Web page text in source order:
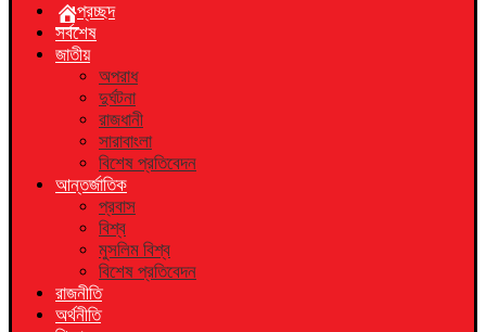
প্রচ্ছদ
সর্বশেষ
জাতীয়
অপরাধ
দুর্ঘটনা
রাজধানী
সারাবাংলা
বিশেষ প্রতিবেদন
আন্তর্জাতিক
প্রবাস
বিশ্ব
মুসলিম বিশ্ব
বিশেষ প্রতিবেদন
রাজনীতি
অর্থনীতি